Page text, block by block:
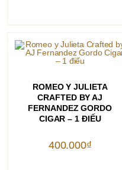
ROMEO Y JULIETA
CRAFTED BY AJ
FERNANDEZ GORDO
CIGAR – 1 ĐIẾU
400.000₫